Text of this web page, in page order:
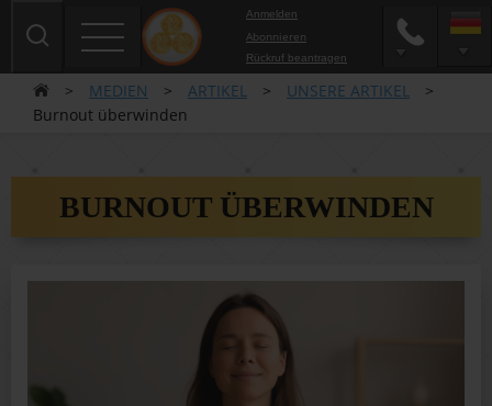
Anmelden
Abonnieren
Rückruf beantragen
> MEDIEN > ARTIKEL > UNSERE ARTIKEL
>
Burnout überwinden
BURNOUT ÜBERWINDEN